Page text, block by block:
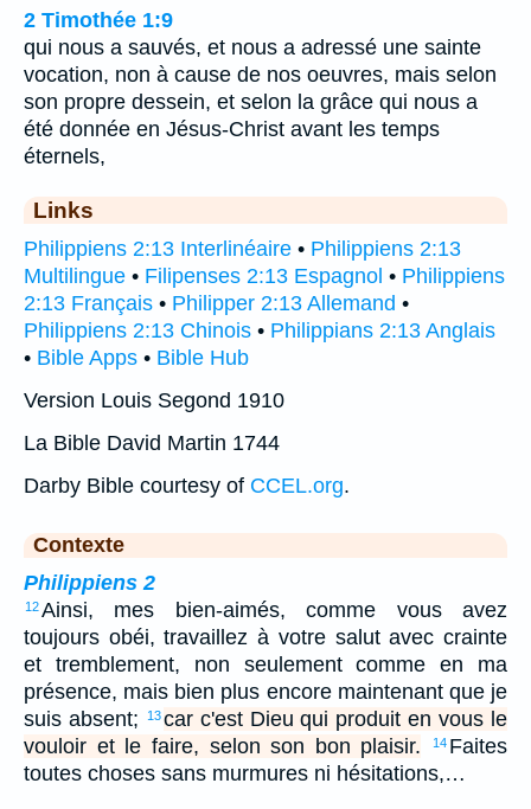
2 Timothée 1:9
qui nous a sauvés, et nous a adressé une sainte
vocation, non à cause de nos oeuvres, mais selon
son propre dessein, et selon la grâce qui nous a
été donnée en Jésus-Christ avant les temps
éternels,
Links
Philippiens 2:13 Interlinéaire • Philippiens 2:13
Multilingue • Filipenses 2:13 Espagnol • Philippiens
2:13 Français • Philipper 2:13 Allemand •
Philippiens 2:13 Chinois • Philippians 2:13 Anglais
• Bible Apps • Bible Hub
Version Louis Segond 1910
La Bible David Martin 1744
Darby Bible courtesy of CCEL.org.
Contexte
Philippiens 2
12Ainsi, mes bien-aimés, comme vous avez
toujours obéi, travaillez à votre salut avec crainte
et tremblement, non seulement comme en ma
présence, mais bien plus encore maintenant que je
suis absent;
13car c'est Dieu qui produit en vous le
vouloir et le faire, selon son bon plaisir.
14 Faites
toutes choses sans murmures ni hésitations,…